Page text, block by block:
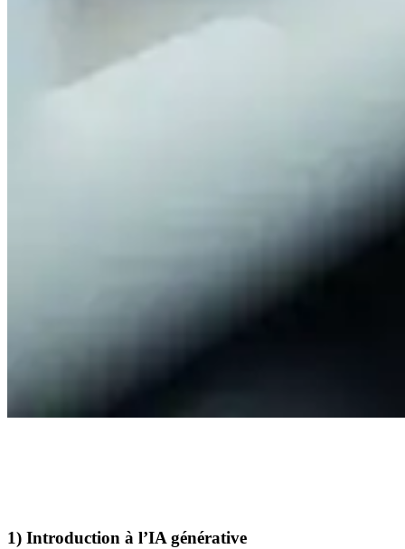
1) Introduction à l’IA générative